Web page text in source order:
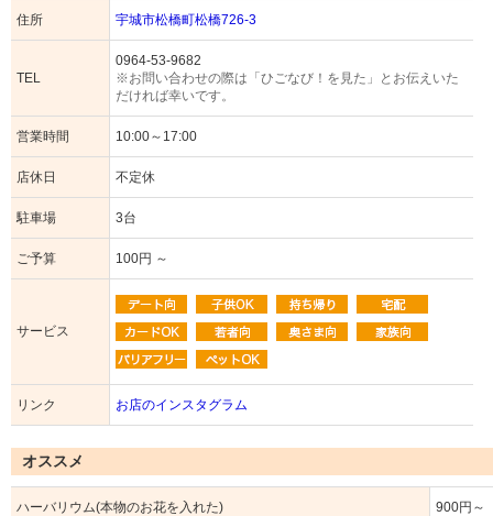
住所 宇城市松橋町松橋726-3
TEL
0964-53-9682
※お問い合わせの際は「ひごなび！を見た」とお伝えいた
だければ幸いです。
営業時間 10:00～17:00
店休日 不定休
駐車場 3台
ご予算 100円 ～
サービス
リンク お店のインスタグラム
オススメ
ハーバリウム(本物のお花を入れた) 900円～